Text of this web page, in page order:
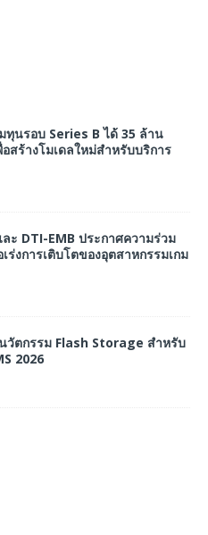
นรอบ Series B ได้ 35 ล้าน
สร้างโมเดลใหม่สำหรับบริการ
ะ DTI-EMB ประกาศความร่วม
ร่งการเติบโตของอุตสาหกรรมเกม
วัตกรรม Flash Storage สำหรับ
2026